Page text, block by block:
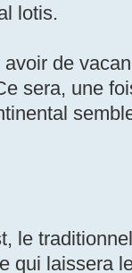
lotis.
de
sera, une
le
qui laissera